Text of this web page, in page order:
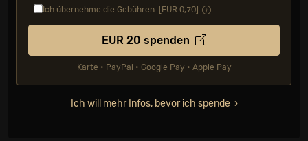
Ich übernehme die Gebühren. [EUR 0,70
EUR 20 spenden
Karte • PayPal • Google Pay • Apple Pay
Ich will mehr Infos, bevor ich spende